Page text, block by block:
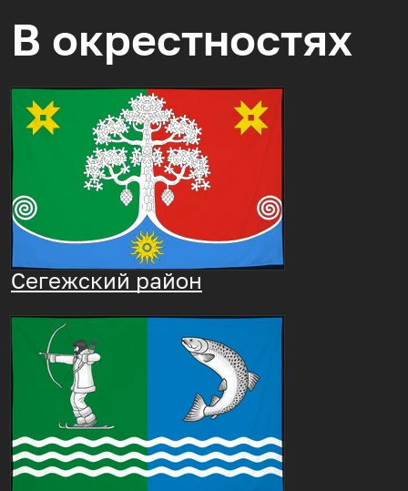
В окрестностях
Сегежский район